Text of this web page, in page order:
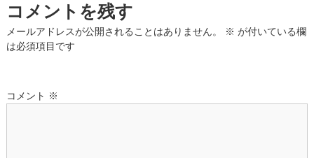
ビ
ゲ
シ
コメントを残す
メールアドレスが公開されることはありません。 ※ が付いている欄
は必須項目です
コメント ※